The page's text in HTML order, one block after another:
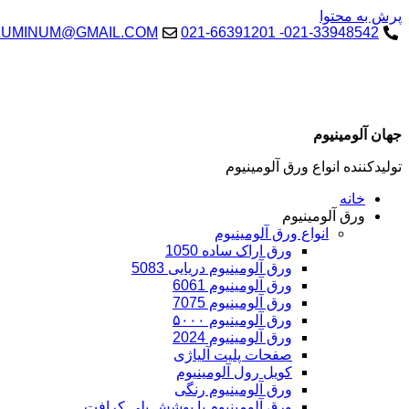
پرش به محتوا
021-33948542- 021-66391201
جهان آلومینیوم
تولیدکننده انواع ورق آلومینیوم
خانه
ورق آلومینیوم
انواع ورق آلومینیوم
ورق اراک ساده 1050
ورق آلومینیوم دریایی 5083
ورق آلومینیوم 6061
ورق آلومینیوم 7075
ورق آلومینیوم ۵۰۰۰
ورق آلومینیوم 2024
صفحات پلیت آلیاژی
کویل رول آلومینیوم
ورق‌ آلومینیوم رنگی